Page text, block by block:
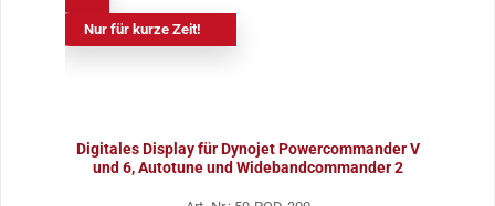
Nur für kurze Zeit!
Digitales Display für Dynojet Powercommander V
und 6, Autotune und Widebandcommander 2